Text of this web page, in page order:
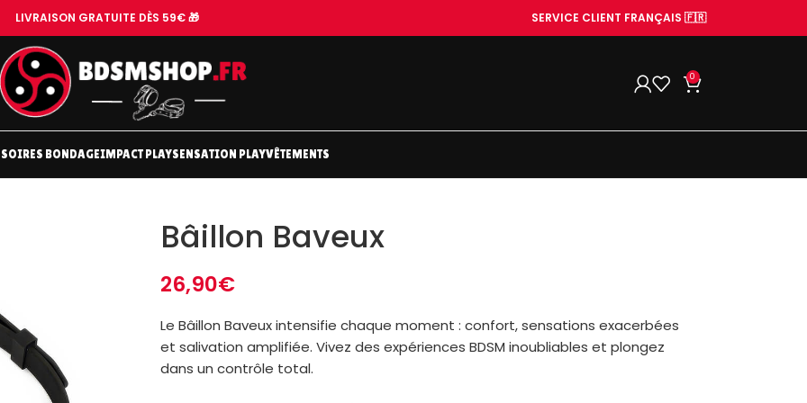
LIVRAISON GRATUITE DÈS 59€ 🎁 SERVICE CLIENT FRANÇAIS 🇫🇷
0
BONDAGEIMPACT PLAYSENSATION PLAYVÊTEMENTS
Bâillon Baveux
26,90€
Le Bâillon Baveux intensifie chaque moment : confort, sensations exacerbées
et salivation amplifiée. Vivez des expériences BDSM inoubliables et plongez
dans un contrôle total.